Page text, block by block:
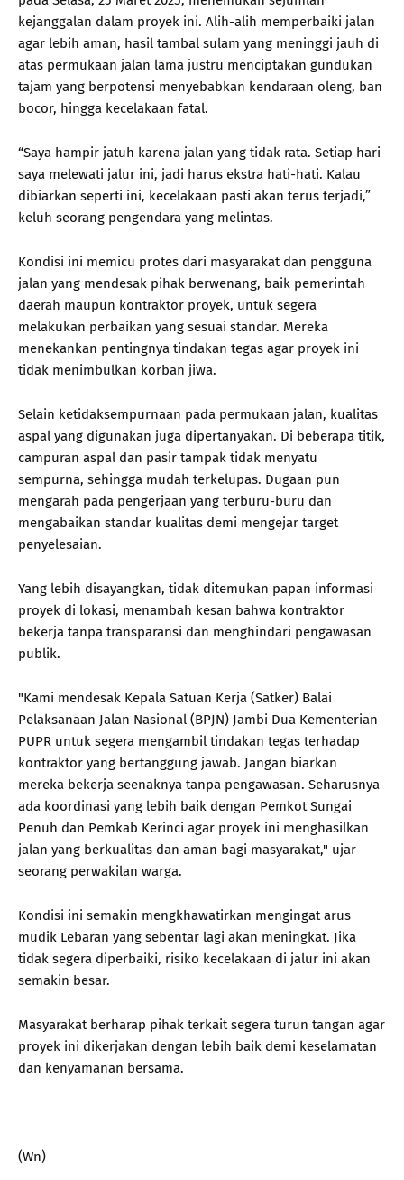
kejanggalan dalam proyek ini. Alih-alih memperbaiki jalan
agar lebih aman, hasil tambal sulam yang meninggi jauh di
atas permukaan jalan lama justru menciptakan gundukan
tajam yang berpotensi menyebabkan kendaraan oleng, ban
bocor, hingga kecelakaan fatal.
“Saya hampir jatuh karena jalan yang tidak rata. Setiap hari
saya melewati jalur ini, jadi harus ekstra hati-hati. Kalau
dibiarkan seperti ini, kecelakaan pasti akan terus terjadi,”
keluh seorang pengendara yang melintas.
Kondisi ini memicu protes dari masyarakat dan pengguna
jalan yang mendesak pihak berwenang, baik pemerintah
daerah maupun kontraktor proyek, untuk segera
melakukan perbaikan yang sesuai standar. Mereka
menekankan pentingnya tindakan tegas agar proyek ini
tidak menimbulkan korban jiwa.
Selain ketidaksempurnaan pada permukaan jalan, kualitas
aspal yang digunakan juga dipertanyakan. Di beberapa titik,
campuran aspal dan pasir tampak tidak menyatu
sempurna, sehingga mudah terkelupas. Dugaan pun
mengarah pada pengerjaan yang terburu-buru dan
mengabaikan standar kualitas demi mengejar target
penyelesaian.
Yang lebih disayangkan, tidak ditemukan papan informasi
proyek di lokasi, menambah kesan bahwa kontraktor
bekerja tanpa transparansi dan menghindari pengawasan
publik.
"Kami mendesak Kepala Satuan Kerja (Satker) Balai
Pelaksanaan Jalan Nasional (BPJN) Jambi Dua Kementerian
PUPR untuk segera mengambil tindakan tegas terhadap
kontraktor yang bertanggung jawab. Jangan biarkan
mereka bekerja seenaknya tanpa pengawasan. Seharusnya
ada koordinasi yang lebih baik dengan Pemkot Sungai
Penuh dan Pemkab Kerinci agar proyek ini menghasilkan
jalan yang berkualitas dan aman bagi masyarakat," ujar
seorang perwakilan warga.
Kondisi ini semakin mengkhawatirkan mengingat arus
mudik Lebaran yang sebentar lagi akan meningkat. Jika
tidak segera diperbaiki, risiko kecelakaan di jalur ini akan
semakin besar.
Masyarakat berharap pihak terkait segera turun tangan agar
proyek ini dikerjakan dengan lebih baik demi keselamatan
dan kenyamanan bersama.
(Wn)